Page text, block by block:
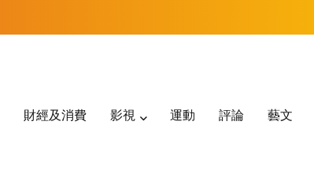
財經及消費 影視 運動 評論 藝文